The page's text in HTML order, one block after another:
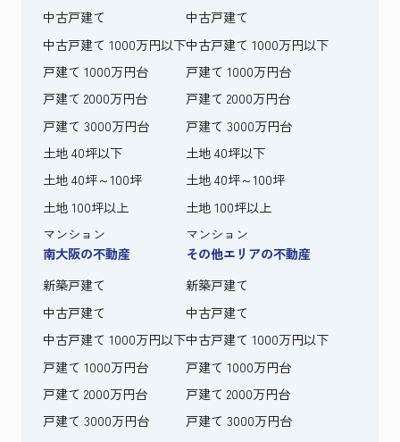
中古戸建て
中古戸建て 1000万円以下
戸建て 1000万円台
戸建て 2000万円台
戸建て 3000万円台
土地 40坪以下
土地 40坪～100坪
土地 100坪以上
マンション
中古戸建て
中古戸建て 1000万円以下
戸建て 1000万円台
戸建て 2000万円台
戸建て 3000万円台
土地 40坪以下
土地 40坪～100坪
土地 100坪以上
マンション
南大阪の不動産
新築戸建て
中古戸建て
中古戸建て 1000万円以下
戸建て 1000万円台
戸建て 2000万円台
戸建て 3000万円台
その他エリアの不動産
新築戸建て
中古戸建て
中古戸建て 1000万円以下
戸建て 1000万円台
戸建て 2000万円台
戸建て 3000万円台